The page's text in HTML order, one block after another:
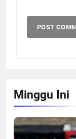
Minggu Ini